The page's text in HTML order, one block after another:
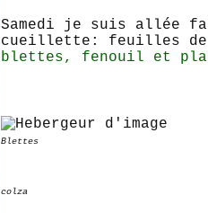
Samedi je suis allée
cueillette: feuilles de
blettes, fenouil et
Blettes
colza